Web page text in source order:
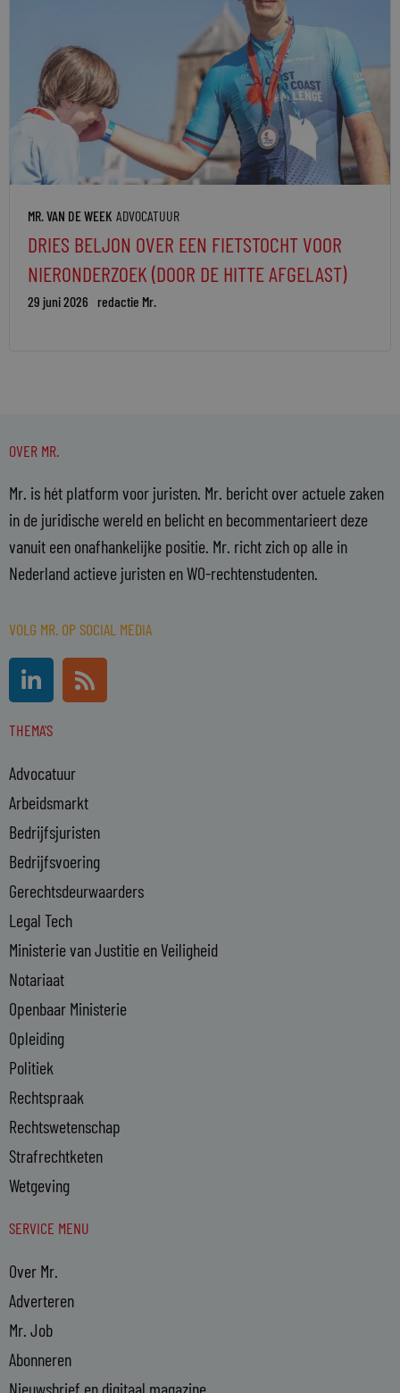
MR. VAN DE WEEK ADVOCATUUR
DRIES BELJON OVER EEN FIETSTOCHT VOOR
NIERONDERZOEK (DOOR DE HITTE AFGELAST)
29 juni 2026 redactie Mr.
OVER MR.
Mr. is hét platform voor juristen. Mr. bericht over actuele zaken
in de juridische wereld en belicht en becommentarieert deze
vanuit een onafhankelijke positie. Mr. richt zich op alle in
Nederland actieve juristen en WO-rechtenstudenten.
VOLG MR. OP SOCIAL MEDIA
L
i
n
k
d
i
n
-
i
n
R
s
s
THEMA'S
Advocatuur
Arbeidsmarkt
Bedrijfsjuristen
Bedrijfsvoering
Gerechtsdeurwaarders
Legal Tech
Ministerie van Justitie en Veiligheid
Notariaat
Openbaar Ministerie
Opleiding
Politiek
Rechtspraak
Rechtswetenschap
Strafrechtketen
Wetgeving
SERVICE MENU
Over Mr.
Adverteren
Mr. Job
Abonneren
Nieuwsbrief en digitaal magazine